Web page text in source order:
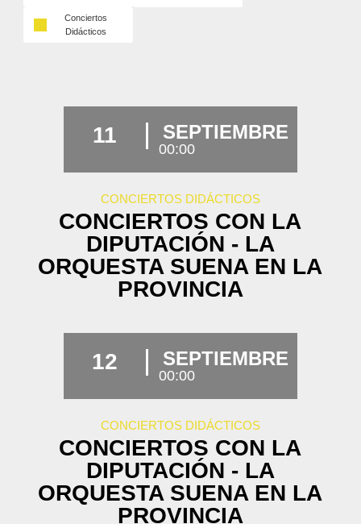
Conciertos
Didácticos
11 SEPTIEMBRE
00:00
CONCIERTOS DIDÁCTICOS
CONCIERTOS CON LA
DIPUTACIÓN - LA
ORQUESTA SUENA EN LA
PROVINCIA
12 SEPTIEMBRE
00:00
CONCIERTOS DIDÁCTICOS
CONCIERTOS CON LA
DIPUTACIÓN - LA
ORQUESTA SUENA EN LA
PROVINCIA